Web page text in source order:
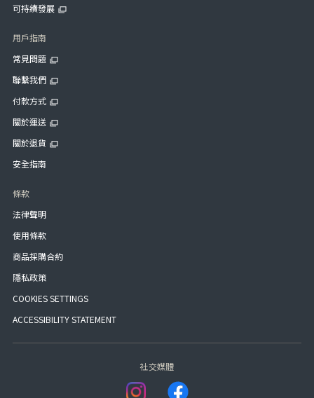
可持續發展
用戶指南
常見問題
聯繫我們
付款方式
關於運送
關於退貨
安全指南
條款
法律聲明
使用條款
商品採購合約
隱私政策
COOKIES SETTINGS
ACCESSIBILITY STATEMENT
社交媒體